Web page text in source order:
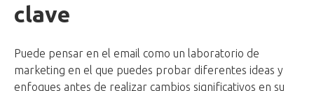
clave
Puede pensar en el email como un laboratorio de
marketing en el que puedes probar diferentes ideas y
enfoques antes de realizar cambios significativos en su